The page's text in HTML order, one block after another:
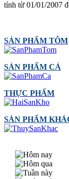
tính từ 01/01/2007
SẢN PHẨM TÔM
SẢN PHẨM CÁ
THỰC PHẨM
SẢN PHẨM